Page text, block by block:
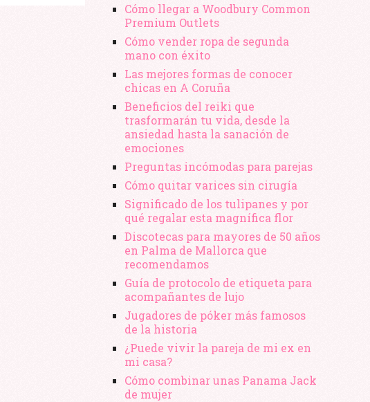
Cómo llegar a Woodbury Common
Premium Outlets
Cómo vender ropa de segunda
mano​ con éxito
Las mejores formas de conocer
chicas en A Coruña
Beneficios del reiki que
trasformarán tu vida, desde la
ansiedad hasta la sanación de
emociones
Preguntas incómodas para parejas
Cómo quitar varices sin cirugía
Significado de los tulipanes y por
qué regalar esta magnífica flor
Discotecas para mayores de 50 años
en Palma de Mallorca que
recomendamos
Guía de protocolo de etiqueta para
acompañantes de lujo
Jugadores de póker más famosos
de la historia
¿Puede vivir la pareja de mi ex en
mi casa?
Cómo combinar unas Panama Jack
de mujer